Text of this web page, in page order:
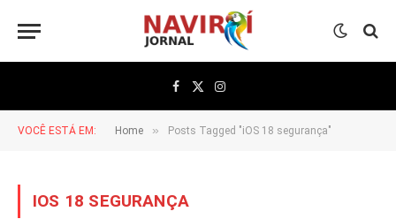
Facebook
X
(Twitter)
Instagram
VOCÊ ESTÁ EM: Home » Posts Tagged "iOS 18 segurança"
IOS 18 SEGURANÇA